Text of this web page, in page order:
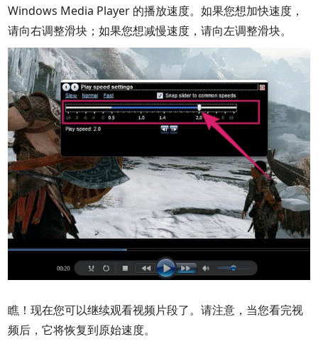
Windows Media Player 的播放速度。如果您想加快速度，
请向右调整滑块；如果您想减慢速度，请向左调整滑块。
瞧！现在您可以继续观看视频片段了。请注意，当您看完视
频后，它将恢复到原始速度。